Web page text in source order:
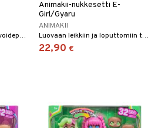
Sisältää potan, vaippoja, voidepurkin ja paperisäiliön.
Animakii-nukkesetti E-
Girl/Gyaru
ANIMAKII
Luovaan leikkiin ja loputtomiin tyylikombinaatioihin!
22,90 €